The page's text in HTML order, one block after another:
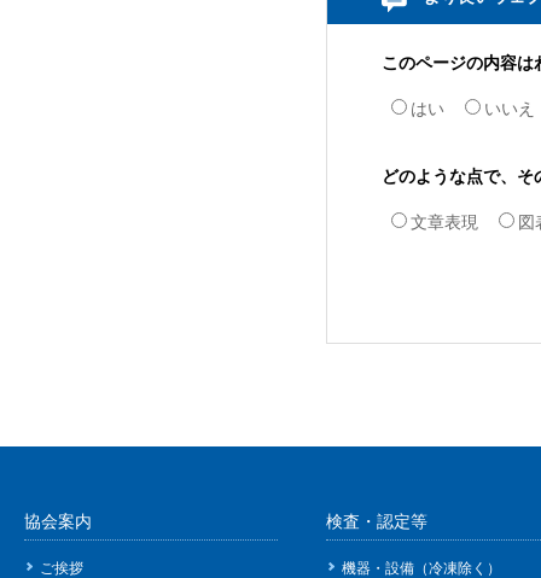
このページの内容は
はい いいえ
どのような点で、
文章表現 図
協会案内
ご挨拶
検査・認定等
機器・設備（冷凍除く）